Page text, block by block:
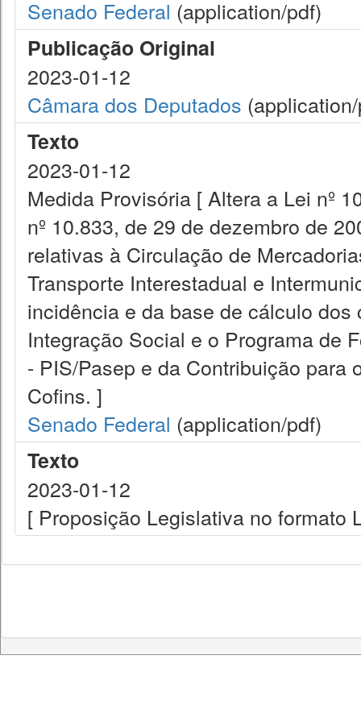
Senado Federal (application/pdf)
Publicação Original
2023-01-12
Câmara dos Deputados
Texto
2023-01-12
Medida Provisória [ Altera a Lei nº
nº 10.833, de 29 de dezembro de
relativas à Circulação de
Transporte Interestadual e
incidência e da base de cálculo
Integração Social e o Programa de
- PIS/Pasep e da Contribuição para
Cofins. ]
Senado Federal (application/pdf)
Texto
2023-01-12
[ Proposição Legislativa no formato